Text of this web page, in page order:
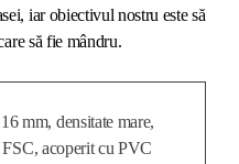
iar obiectivul nostru este să
să fie mândru.
mm, densitate mare,
acoperit cu PVC